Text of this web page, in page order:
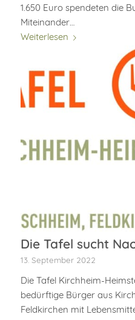
1.650 Euro spendeten die
Miteinander…
Weiterlesen
Die Tafel sucht
13. September 2022
Die Tafel Kirchheim-
bedürftige Bürger aus
Feldkirchen mit